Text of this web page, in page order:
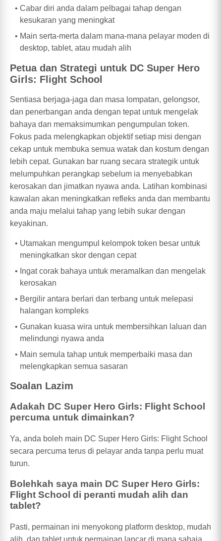
Cabar diri anda dalam pelbagai tahap dengan
kesukaran yang meningkat
Main serta-merta dalam mana-mana pelayar moden di
desktop, tablet, atau mudah alih
Petua dan Strategi untuk DC Super Hero
Girls: Flight School
Sentiasa berjaga-jaga dan masa lompatan, gelongsor,
dan penerbangan anda dengan tepat untuk mengelak
bahaya dan memaksimumkan pengumpulan token.
Fokus pada melengkapkan objektif setiap misi dengan
cekap untuk membuka semua watak dan kostum dengan
lebih cepat. Gunakan bar ruang secara strategik untuk
melumpuhkan perangkap sebelum ia menyebabkan
kerosakan dan jimatkan nyawa anda. Latihan kombinasi
kawalan akan meningkatkan refleks anda dan membantu
anda maju melalui tahap yang lebih sukar dengan
keyakinan.
Utamakan mengumpul kelompok token besar untuk
meningkatkan skor dengan cepat
Ingat corak bahaya untuk meramalkan dan mengelak
kerosakan
Bergilir antara berlari dan terbang untuk melepasi
halangan kompleks
Gunakan kuasa wira untuk membersihkan laluan dan
melindungi nyawa anda
Main semula tahap untuk memperbaiki masa dan
melengkapkan semua sasaran
Soalan Lazim
Adakah DC Super Hero Girls: Flight School
percuma untuk dimainkan?
Ya, anda boleh main DC Super Hero Girls: Flight School
secara percuma terus di pelayar anda tanpa perlu muat
turun.
Bolehkah saya main DC Super Hero Girls:
Flight School di peranti mudah alih dan
tablet?
Pasti, permainan ini menyokong platform desktop, mudah
alih, dan tablet untuk permainan lancar di mana sahaja.